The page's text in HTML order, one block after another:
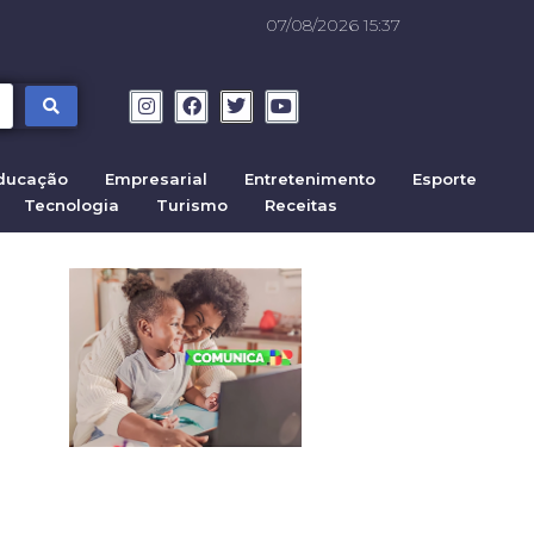
07/08/2026 15:37
Empresarial Entretenimento
Esporte
Tecnologia Turismo Receitas